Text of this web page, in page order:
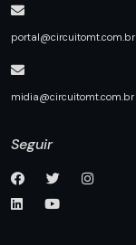
portal@circuitomt.com.br
midia@circuitomt.com.br
Seguir